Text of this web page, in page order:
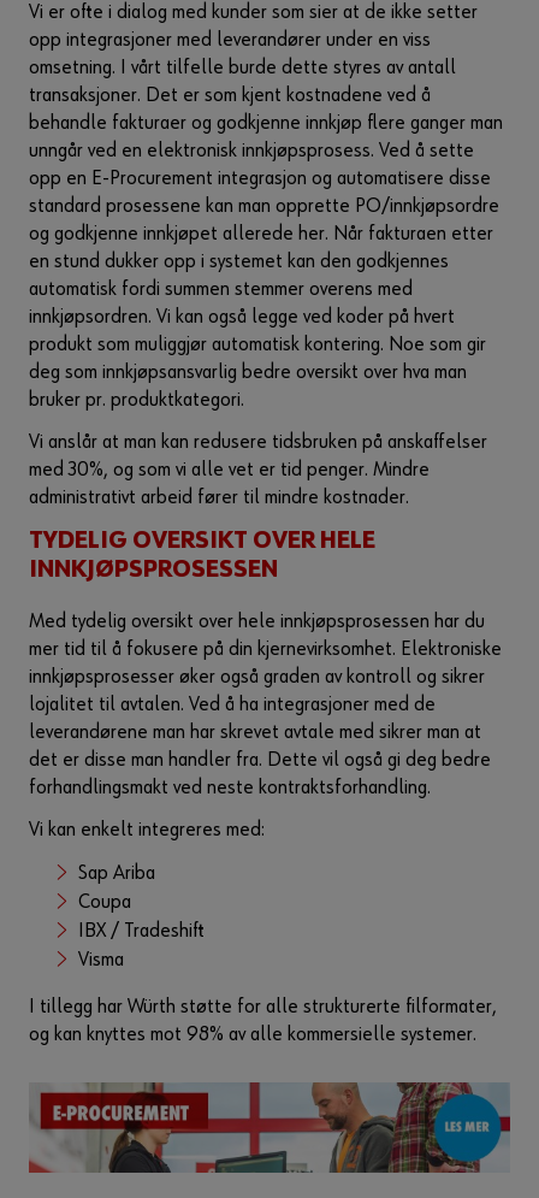
Vi er ofte i dialog med kunder som sier at de ikke setter
opp integrasjoner med leverandører under en viss
omsetning. I vårt tilfelle burde dette styres av antall
transaksjoner. Det er som kjent kostnadene ved å
behandle fakturaer og godkjenne innkjøp flere ganger man
unngår ved en elektronisk innkjøpsprosess. Ved å sette
opp en E-Procurement integrasjon og automatisere disse
standard prosessene kan man opprette PO/innkjøpsordre
og godkjenne innkjøpet allerede her. Når fakturaen etter
en stund dukker opp i systemet kan den godkjennes
automatisk fordi summen stemmer overens med
innkjøpsordren. Vi kan også legge ved koder på hvert
produkt som muliggjør automatisk kontering. Noe som gir
deg som innkjøpsansvarlig bedre oversikt over hva man
bruker pr. produktkategori.
Vi anslår at man kan redusere tidsbruken på anskaffelser
med 30%, og som vi alle vet er tid penger. Mindre
administrativt arbeid fører til mindre kostnader.
TYDELIG OVERSIKT OVER HELE
INNKJØPSPROSESSEN
Med tydelig oversikt over hele innkjøpsprosessen har du
mer tid til å fokusere på din kjernevirksomhet. Elektroniske
innkjøpsprosesser øker også graden av kontroll og sikrer
lojalitet til avtalen. Ved å ha integrasjoner med de
leverandørene man har skrevet avtale med sikrer man at
det er disse man handler fra. Dette vil også gi deg bedre
forhandlingsmakt ved neste kontraktsforhandling.
Vi kan enkelt integreres med:
Sap Ariba
Coupa
IBX / Tradeshift
Visma
I tillegg har Würth støtte for alle strukturerte filformater,
og kan knyttes mot 98% av alle kommersielle systemer.